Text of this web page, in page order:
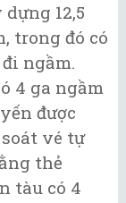
12,5
trong đó có
ngầm.
4 ga ngầm
được
vé tự
thẻ
tàu có 4